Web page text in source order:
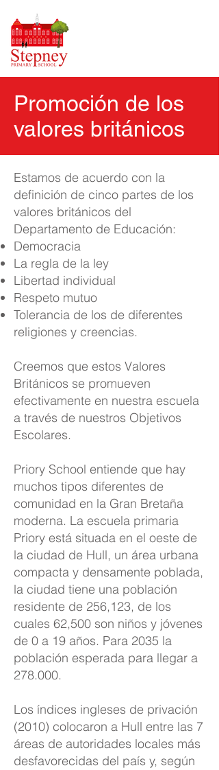
Promoción de los
valores británicos
Estamos de acuerdo con la
definición de cinco partes de los
valores británicos del
Departamento de Educación:
Democracia
La regla de la ley
Libertad individual
Respeto mutuo
Tolerancia de los de diferentes
religiones y creencias.
Creemos que estos Valores
Británicos se promueven
efectivamente en nuestra escuela
a través de nuestros Objetivos
Escolares.
Priory School entiende que hay
muchos tipos diferentes de
comunidad en la Gran Bretaña
moderna. La escuela primaria
Priory está situada en el oeste de
la ciudad de Hull, un área urbana
compacta y densamente poblada,
la ciudad tiene una población
residente de 256,123, de los
cuales 62,500 son niños y jóvenes
de 0 a 19 años. Para 2035 la
población esperada para llegar a
278.000.
Los índices ingleses de privación
(2010) colocaron a Hull entre las 7
áreas de autoridades locales más
desfavorecidas del país y, según